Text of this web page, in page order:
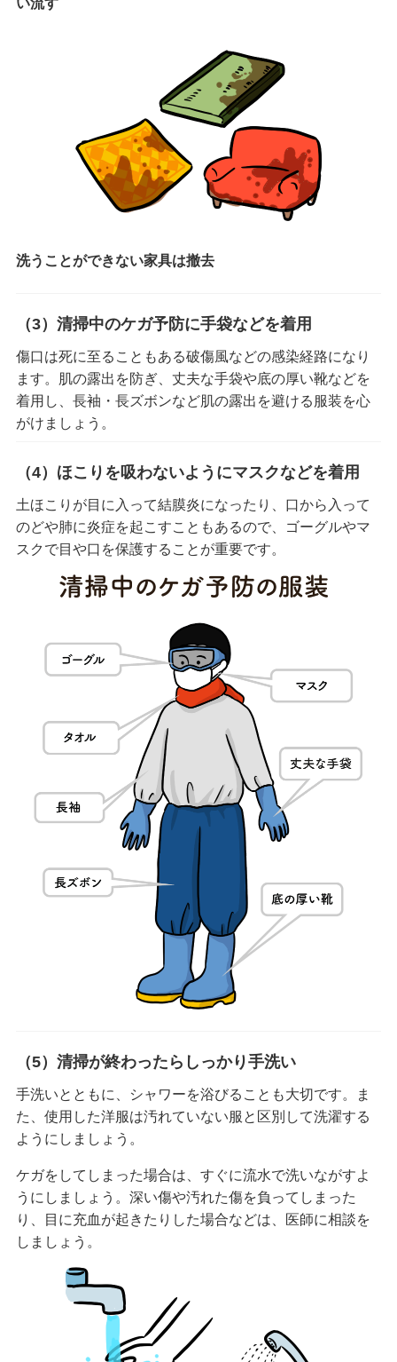
い流す
洗うことができない家具は撤去
（3）清掃中のケガ予防に手袋などを着用
傷口は死に至ることもある破傷風などの感染経路になり
ます。肌の露出を防ぎ、丈夫な手袋や底の厚い靴などを
着用し、長袖・長ズボンなど肌の露出を避ける服装を心
がけましょう。
（4）ほこりを吸わないようにマスクなどを着用
土ほこりが目に入って結膜炎になったり、口から入って
のどや肺に炎症を起こすこともあるので、ゴーグルやマ
スクで目や口を保護することが重要です。
（5）清掃が終わったらしっかり手洗い
手洗いとともに、シャワーを浴びることも大切です。ま
た、使用した洋服は汚れていない服と区別して洗濯する
ようにしましょう。
ケガをしてしまった場合は、すぐに流水で洗いながすよ
うにしましょう。深い傷や汚れた傷を負ってしまった
り、目に充血が起きたりした場合などは、医師に相談を
しましょう。